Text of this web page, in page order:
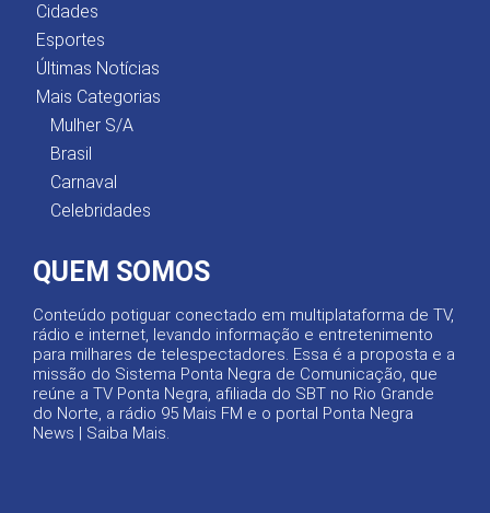
Cidades
Esportes
Últimas Notícias
Mais Categorias
Mulher S/A
Brasil
Carnaval
Celebridades
QUEM SOMOS
Conteúdo potiguar conectado em multiplataforma de TV,
rádio e internet, levando informação e entretenimento
para milhares de telespectadores. Essa é a proposta e a
missão do Sistema Ponta Negra de Comunicação, que
reúne a TV Ponta Negra, afiliada do SBT no Rio Grande
do Norte, a rádio 95 Mais FM e o portal Ponta Negra
News | Saiba Mais.